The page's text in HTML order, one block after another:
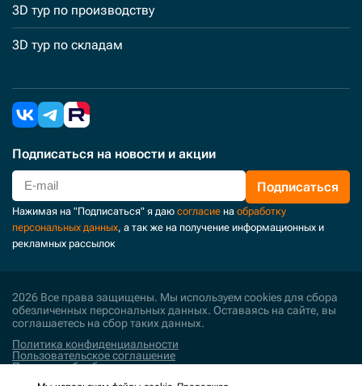
3D тур по производству
3D тур по складам
Подписаться на новости и акции
Подписаться
Нажимая на "Подписаться" я даю согласие на обработку
персональных данных, а так же на получение информационных и
рекламных рассылок
2026 Все права защищены. Мы используем cookies для сбора
обезличенных персональных данных. Оставаясь на сайте, вы
соглашаетесь на сбор таких данных.
Политика конфиденциальности
Пользовательское соглашение
Политика обработки персональных данных